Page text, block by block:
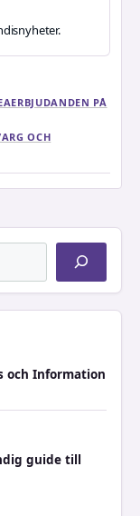
PÅ
OCH
och Information
guide till